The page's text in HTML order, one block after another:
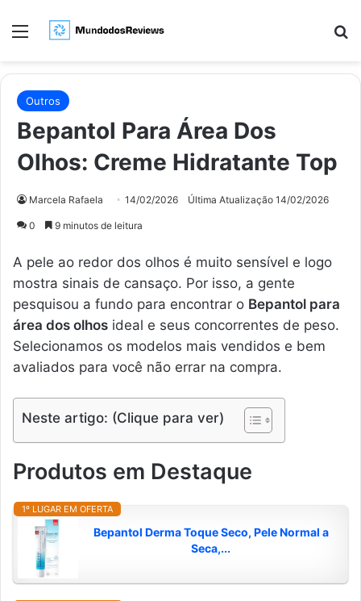
Menu
Outros
Bepantol Para Área Dos
Olhos: Creme Hidratante Top
Marcela Rafaela 14/02/2026 Última Atualização 14/02/2026
0 9 minutos de leitura
A pele ao redor dos olhos é muito sensível e logo
mostra sinais de cansaço. Por isso, a gente
pesquisou a fundo para encontrar o Bepantol para
área dos olhos ideal e seus concorrentes de peso.
Selecionamos os modelos mais vendidos e bem
avaliados para você não errar na compra.
Neste artigo: (Clique para ver)
Produtos em Destaque
1º LUGAR EM OFERTA
Bepantol Derma Toque Seco, Pele Normal a
Seca,...